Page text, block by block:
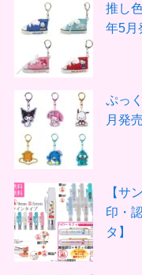
推し
年5月
ぷっ
月発
【サ
印・
タ】